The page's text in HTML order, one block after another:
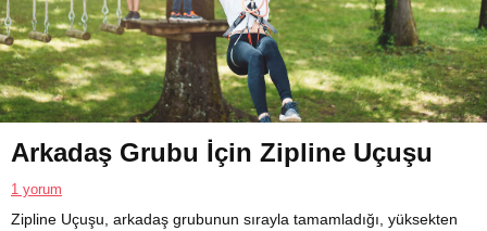
Arkadaş Grubu İçin Zipline Uçuşu
1 yorum
Zipline Uçuşu, arkadaş grubunun sırayla tamamladığı, yüksekten